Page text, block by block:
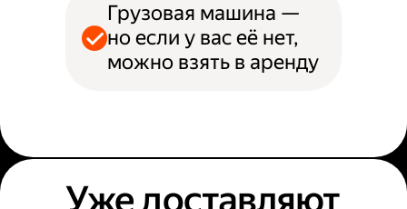
Грузовая машина —
но если у вас её нет,
можно взять в аренду
Уже доставляют